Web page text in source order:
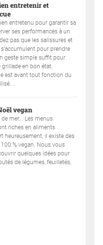
entretenir et
entretenu pour garantir sa
ses performances à un
pas que les salissures et
pour prendre
geste simple suffit pour
grillade en bon état.
est avant tout fonction du
vegan
mer... Les menus
riches en aliments
heureusement, il existe des
% vegan. Nous vous
quelques idées pour
de légumes, feuilletés,